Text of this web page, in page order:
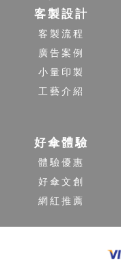
客製設計
客製流程
廣告案例
小量印製
工藝介紹
好傘體驗
體驗優惠
好傘文創
網紅推薦